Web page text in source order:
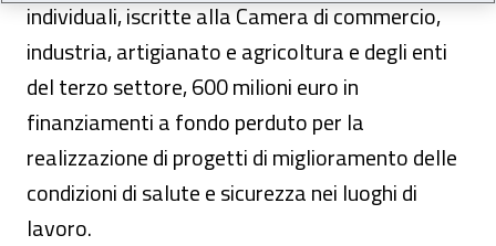
individuali, iscritte alla Camera di commercio,
industria, artigianato e agricoltura e degli enti
del terzo settore, 600 milioni euro in
finanziamenti a fondo perduto per la
realizzazione di progetti di miglioramento delle
condizioni di salute e sicurezza nei luoghi di
lavoro.